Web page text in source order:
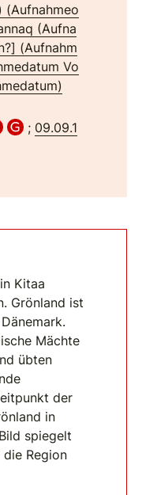
(Aufnahmeo
(Aufna
(Aufnahm
Vo
; 09.09.1
Kitaa
Grönland ist
Mächte
übten
der
in
spiegelt
Region